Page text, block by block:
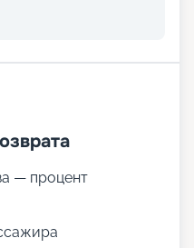
в навигацию
сайте можно
круизов, схемы
кают, фото
отдых в мире! Для
места,
бронирования.
— процент